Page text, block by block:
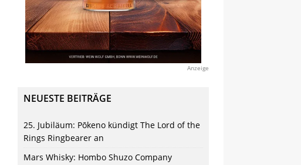
Anzeige
NEUESTE BEITRÄGE
25. Jubiläum: Pōkeno kündigt The Lord of the
Rings Ringbearer an
Mars Whisky: Hombo Shuzo Company